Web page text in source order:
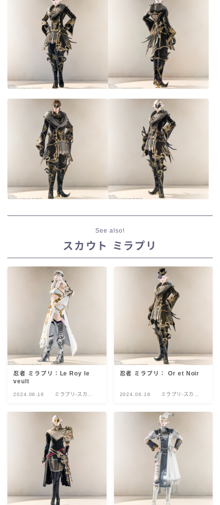
極シタデル・ボズヤ追憶戦
See also!
スカウト ミラプリ
忍者 ミラプリ：Le Roy le
veult
2024.06.16
ミラプリ-スカウ
忍者 ミラプリ： Or et Noir
2024.06.16
ミラプリ-スカウ